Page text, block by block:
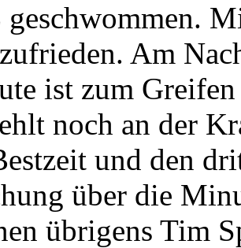
Am
ist zum Greifen
noch an der
und den
über die
übrigens Tim